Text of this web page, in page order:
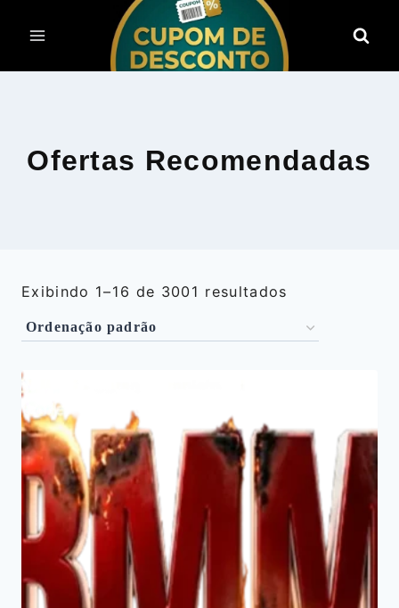
para
o
Ofertas Recomendadas
Exibindo 1–16 de 3001 resultados